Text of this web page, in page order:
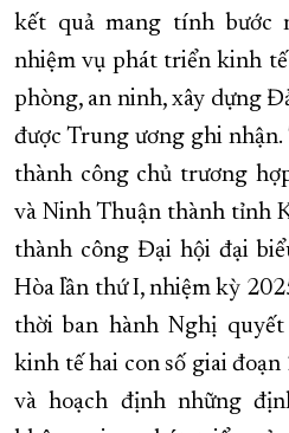
kết quả mang tính bước
nhiệm vụ phát triển kinh tế
phòng, an ninh, xây dựng
được Trung ương ghi
thành công chủ trương
và Ninh Thuận thành tỉnh
thành công Đại hội đại
Hòa lần thứ I, nhiệm kỳ
thời ban hành Nghị
kinh tế hai con số giai
và hoạch định những